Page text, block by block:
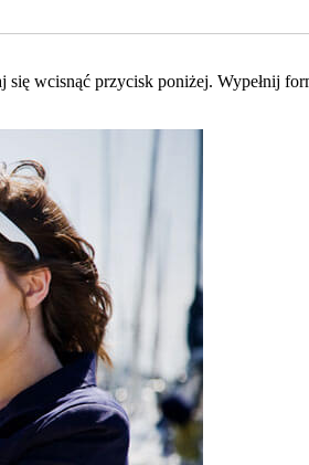
wcisnąć przycisk poniżej. Wypełnij